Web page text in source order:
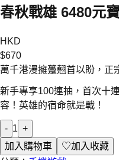
春秋戰雄 6480元寶
HKD
$670
萬千港漫擁躉翹首以盼，正
新手專享100連抽，首次十
容！英雄的宿命就是戰！
- 1 +
加入購物車
♡加入收藏